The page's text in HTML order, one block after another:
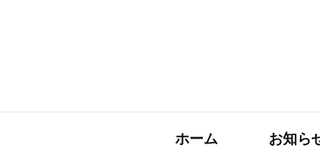
ホーム お知ら